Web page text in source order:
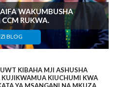
WAKUMBUSHA
RUKWA.
BLOG
KIBAHA MJI ASHUSHA
KUJIKWAMUA KIUCHUMI KWA
YA MSANGANI NA MKUZA